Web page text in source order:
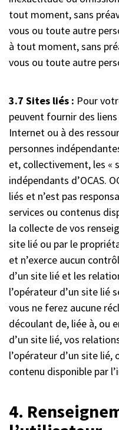
tout moment, sans
vous ou toute autre
à tout moment, sans
vous ou toute autre
3.7 Sites liés : Pour
peuvent fournir des
Internet ou à des
personnes
et, collectivement, les «
indépendants d’OCAS.
liés et n’est pas
services ou contenus
la collecte de vos
site lié ou par le
et n’exerce aucun
d’un site lié et les
l’opérateur d’un site lié
vous ne ferez aucune
découlant de, liée à, ou
d’un site lié, vos
l’opérateur d’un site
contenu disponible par
4.